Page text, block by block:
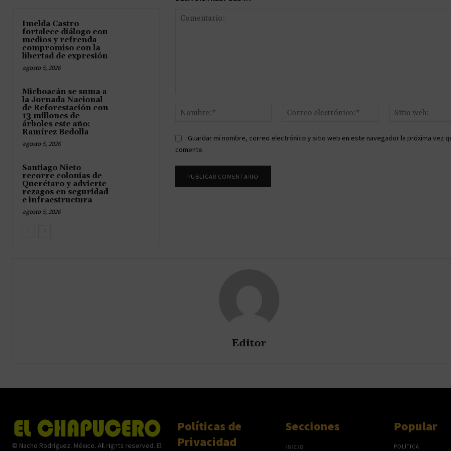
Imelda Castro
fortalece diálogo con
medios y refrenda
compromiso con la
libertad de expresión
agosto 5, 2026
Michoacán se suma a
la Jornada Nacional
de Reforestación con
13 millones de
árboles este año:
Ramírez Bedolla
agosto 5, 2026
Santiago Nieto
recorre colonias de
Querétaro y advierte
rezagos en seguridad
e infraestructura
agosto 5, 2026
Nombre:*
Correo
Guardar mi nombre, correo electrónico y sitio web en este navegador la próxima vez
comente.
Editor
© Nacho Rodríguez. México. All rights reserved. El
Políticas de
Privacidad
Secciones
INICIO
Popular
POLÍTICA